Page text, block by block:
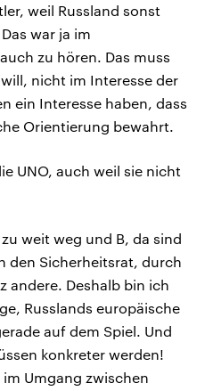
weil Russland sonst
war ja im
zu hören. Das muss
nicht im Interesse der
ein Interesse haben, dass
Orientierung bewahrt.
UNO, auch weil sie nicht
zu weit weg und B, da sind
den Sicherheitsrat, durch
andere. Deshalb bin ich
Russlands europäische
auf dem Spiel. Und
konkreter werden!
Umgang zwischen